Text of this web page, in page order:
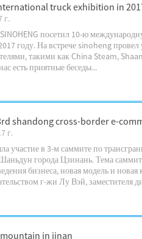
truck exhibition in
г.
посетил 10-ю
году. На встрече sinoheng провел
такими как China Steam,
есть приятные беседы...
shandong cross-border e-
г.
участие в 3-м саммите по
города Цзинань. Тема
бизнеса, новая модель и новая
г-жи Лу Вэй, заместителя
in jinan